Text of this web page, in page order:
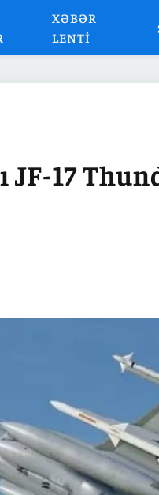
XƏBƏR
LENTI
JF-17